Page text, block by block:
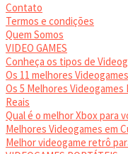
Contato
Termos e condições
Quem Somos
VIDEO GAMES
Conheça os tipos de
Os 11 melhores
Os 5 Melhores
Reais
Qual é o melhor Xbox para
Melhores Videogames em
Melhor videogame retrô